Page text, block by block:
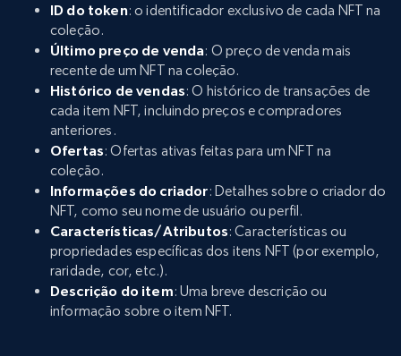
ID do token: o identificador exclusivo de cada NFT na
coleção.
Último preço de venda: O preço de venda mais
recente de um NFT na coleção.
Histórico de vendas: O histórico de transações de
cada item NFT, incluindo preços e compradores
anteriores.
Ofertas: Ofertas ativas feitas para um NFT na
coleção.
Informações do criador: Detalhes sobre o criador do
NFT, como seu nome de usuário ou perfil.
Características/Atributos: Características ou
propriedades específicas dos itens NFT (por exemplo,
raridade, cor, etc.).
Descrição do item: Uma breve descrição ou
informação sobre o item NFT.